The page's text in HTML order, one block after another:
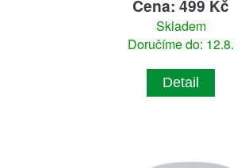
Cena: 499 Kč
Skladem
Doručíme do: 12.8.
Detail